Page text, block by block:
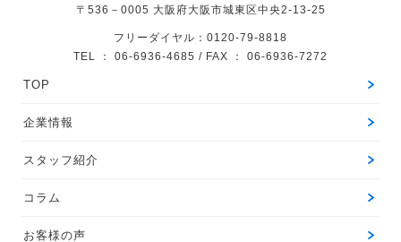
〒536－0005 大阪府大阪市城東区中央2-13-25
フリーダイヤル：0120-79-8818
TEL ： 06-6936-4685 / FAX ： 06-6936-7272
TOP
企業情報
スタッフ紹介
コラム
お客様の声